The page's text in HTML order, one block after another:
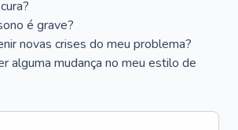
é grave?
novas crises do meu problema?
alguma mudança no meu estilo de